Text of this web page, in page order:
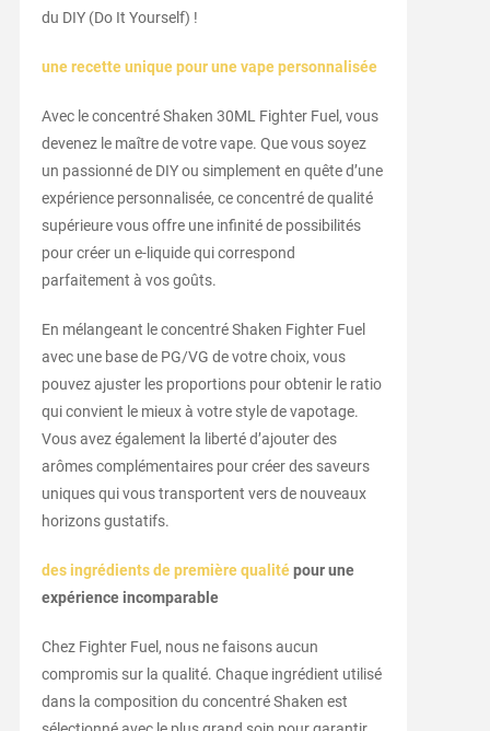
du DIY (Do It Yourself) !
une recette unique pour une vape personnalisée
Avec le concentré Shaken 30ML Fighter Fuel, vous
devenez le maître de votre vape. Que vous soyez
un passionné de DIY ou simplement en quête d’une
expérience personnalisée, ce concentré de qualité
supérieure vous offre une infinité de possibilités
pour créer un e-liquide qui correspond
parfaitement à vos goûts.
En mélangeant le concentré Shaken Fighter Fuel
avec une base de PG/VG de votre choix, vous
pouvez ajuster les proportions pour obtenir le ratio
qui convient le mieux à votre style de vapotage.
Vous avez également la liberté d’ajouter des
arômes complémentaires pour créer des saveurs
uniques qui vous transportent vers de nouveaux
horizons gustatifs.
des ingrédients de première qualitépour une
expérience incomparable
Chez Fighter Fuel, nous ne faisons aucun
compromis sur la qualité. Chaque ingrédient utilisé
dans la composition du concentré Shaken est